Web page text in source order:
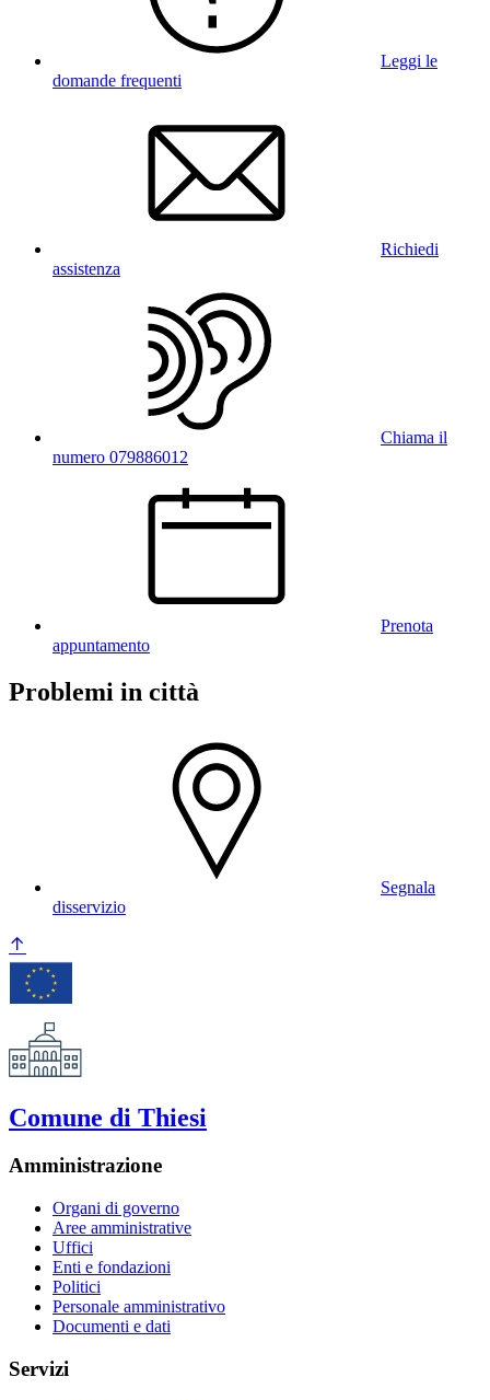
Leggi le
domande frequenti
Richiedi
assistenza
Chiama il
numero 079886012
Prenota
appuntamento
Problemi in città
Segnala
disservizio
Comune di Thiesi
Amministrazione
Organi di governo
Aree amministrative
Uffici
Enti e fondazioni
Politici
Personale amministrativo
Documenti e dati
Servizi